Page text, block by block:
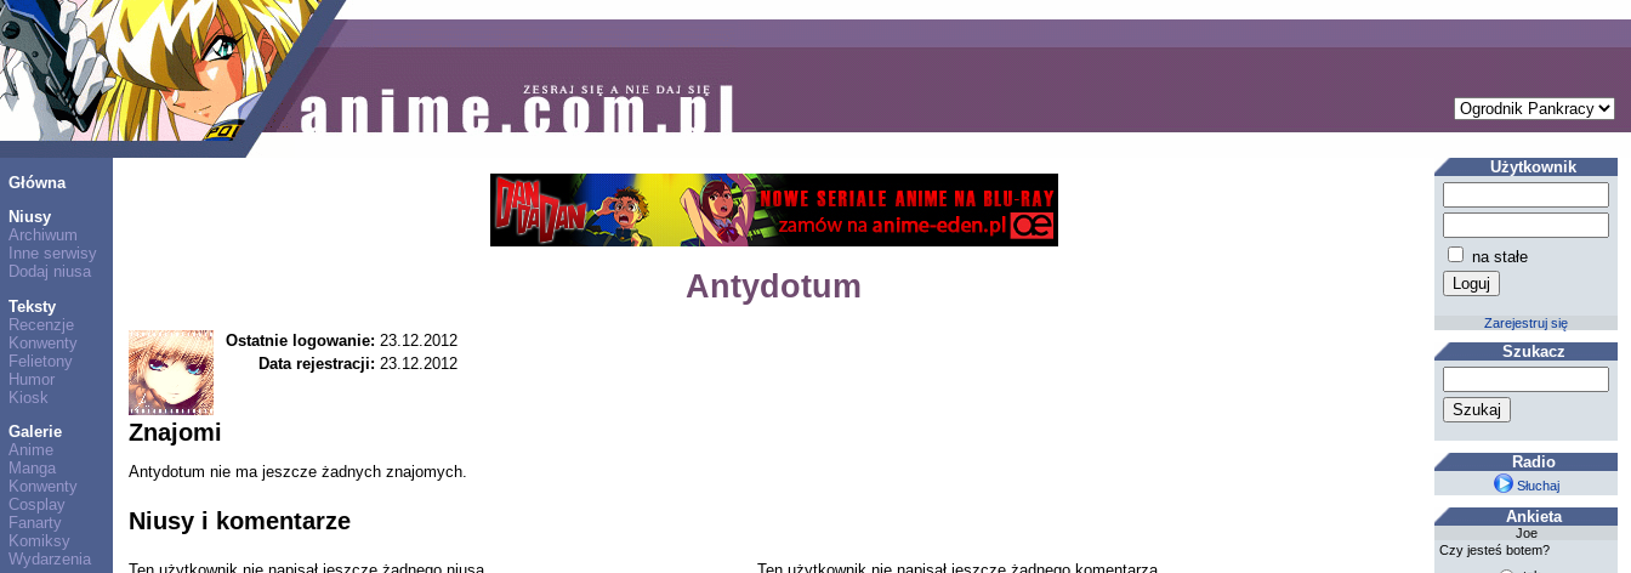
Główna
Niusy
Archiwum
Inne serwisy
Dodaj niusa
Teksty
Recenzje
Konwenty
Felietony
Humor
Kiosk
Galerie
Anime
Manga
Konwenty
Cosplay
Fanarty
Komiksy
Wydarzenia
Antydotum
Ostatnie logowanie: 23.12.2012
Data rejestracji: 23.12.2012
Znajomi
Antydotum nie ma jeszcze żadnych znajomych.
Niusy i komentarze
Użytkownik
na stałe
Zarejestruj się
Szukacz
Radio
Słuchaj
Ankieta
Joe
Czy jesteś botem?